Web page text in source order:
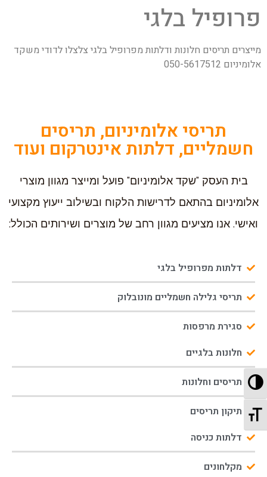
מתג ניגודיות גבוהה
מתג גודל גופן
פרופיל בלגי
מייצרים תריסים חלונות ודלתות מפרופיל בלגי צלצלו לדודי משקד
אלומיניום 050-5617512
תריסי אלומיניום, תריסים
חשמליים, דלתות אינטרקום ועוד
בית העסק "שקד אלומיניום" פועל ומייצר מגוון מוצרי
אלומיניום בהתאם לדרישות הלקוח ובשילוב ייעוץ מקצועי
ואישי. אנו מציעים מגוון רחב של מוצרים ושירותים הכולל:
דלתות מפרופיל בלגי
תריסי גלילה חשמליים מונובלוק
סגירת מרפסות
חלונות בלגיים
תריסים וחלונות
תיקון תריסים
דלתות כניסה
מקלחונים